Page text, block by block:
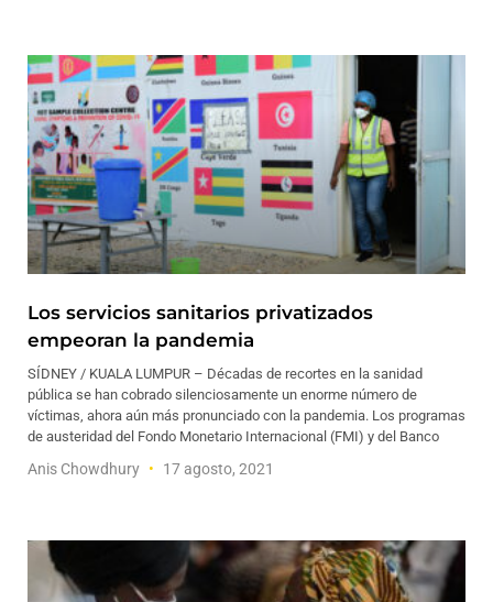
Los servicios sanitarios privatizados
empeoran la pandemia
SÍDNEY / KUALA LUMPUR – Décadas de recortes en la sanidad
pública se han cobrado silenciosamente un enorme número de
víctimas, ahora aún más pronunciado con la pandemia. Los programas
de austeridad del Fondo Monetario Internacional (FMI) y del Banco
Anis Chowdhury 17 agosto, 2021